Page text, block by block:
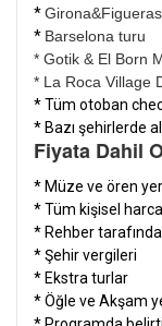
*
* Barselona turu
* Gotik & El Born
* La Roca Village
* Tüm otoban
* Bazı şehirlerde
Fiyata Dahil
* Müze ve ören
* Tüm kişisel
* Rehber
* Şehir vergileri
* Ekstra turlar
* Öğle ve Akşam